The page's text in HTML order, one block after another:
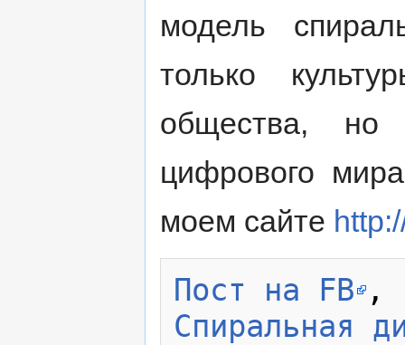
модель
только
общества, но
цифрового
моем сайте
Пост на FB ,
Спиральная